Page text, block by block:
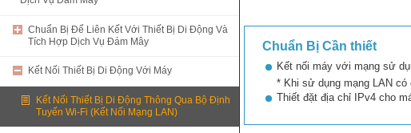
Chuẩn Bị Để Liên Kết Với Thiết Bị Di Động Và
Tích Hợp Dịch Vụ Đám Mây
Kết Nối Thiết Bị Di Động Với Máy
Kết Nối Thiết Bị Di Động Thông Qua Bộ Định
Tuyến Wi-Fi (Kết Nối Mạng LAN)
Chuẩn Bị Cần thiết
Kết nối máy với mạng sử
* Khi sử dụng mạng LAN
Thiết đặt địa chỉ IPv4 cho